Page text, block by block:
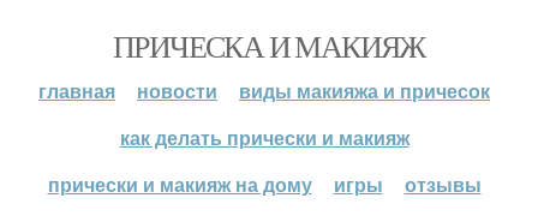
ПРИЧЕСКА И МАКИЯЖ
главная новости
виды макияжа и причесок
как делать прически и макияж
прически и макияж на дому
игры отзывы